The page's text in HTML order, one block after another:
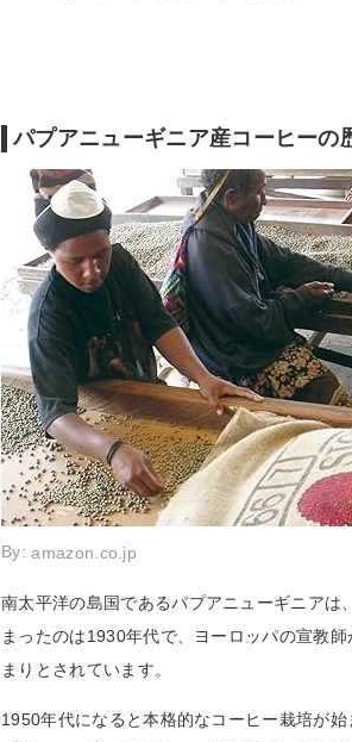
パプアニューギニア産コーヒーの売れ筋ランキ
パプアニューギニア産コーヒーの
By:amazon.co.jp
南太平洋の島国であるパプアニューギニア
まったのは1930年代で、ヨーロッパの宣教
まりとされています。
1950年代になると本格的なコーヒー栽培が